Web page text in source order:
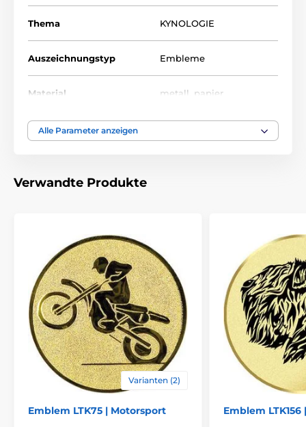
Thema KYNOLOGIE
Auszeichnungstyp Embleme
Material metall papier
Alle Parameter anzeigen
Verwandte Produkte
Varianten (2)
Emblem LTK75 | Motorsport
Emblem